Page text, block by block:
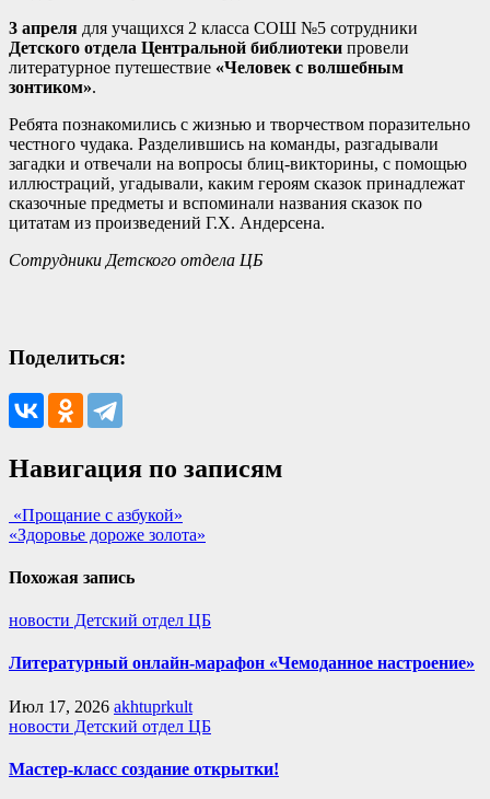
3 апреля для учащихся 2 класса СОШ №5 сотрудники
Детского отдела Центральной библиотеки провели
литературное путешествие «Человек с волшебным
зонтиком».
Ребята познакомились с жизнью и творчеством поразительно
честного чудака. Разделившись на команды, разгадывали
загадки и отвечали на вопросы блиц-викторины, с помощью
иллюстраций, угадывали, каким героям сказок принадлежат
сказочные предметы и вспоминали названия сказок по
цитатам из произведений Г.Х. Андерсена.
Сотрудники Детского отдела ЦБ
Поделиться:
Навигация по записям
«Прощание с азбукой»
«Здоровье дороже золота»
Похожая запись
новости Детский отдел ЦБ
Литературный онлайн-марафон «Чемоданное настроение»
Июл 17, 2026 akhtuprkult
новости Детский отдел ЦБ
Мастер-класс создание открытки!